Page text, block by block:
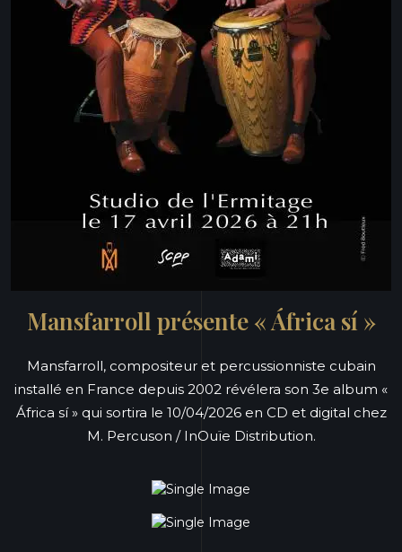
Mansfarroll présente « África sí »
Mansfarroll, compositeur et percussionniste cubain
installé en France depuis 2002 révélera son 3e album «
África sí » qui sortira le 10/04/2026 en CD et digital chez
M. Percuson / InOuïe Distribution.